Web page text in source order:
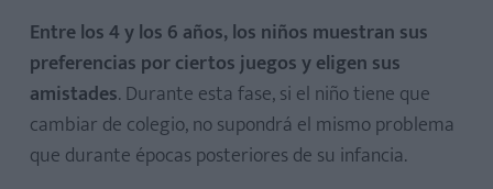
Entre los 4 y los 6 años, los niños muestran sus
preferencias por ciertos juegos y eligen sus
amistades. Durante esta fase, si el niño tiene que
cambiar de colegio, no supondrá el mismo problema
que durante épocas posteriores de su infancia.